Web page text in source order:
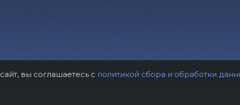
вы соглашаетесь с политикой сбора и обработки